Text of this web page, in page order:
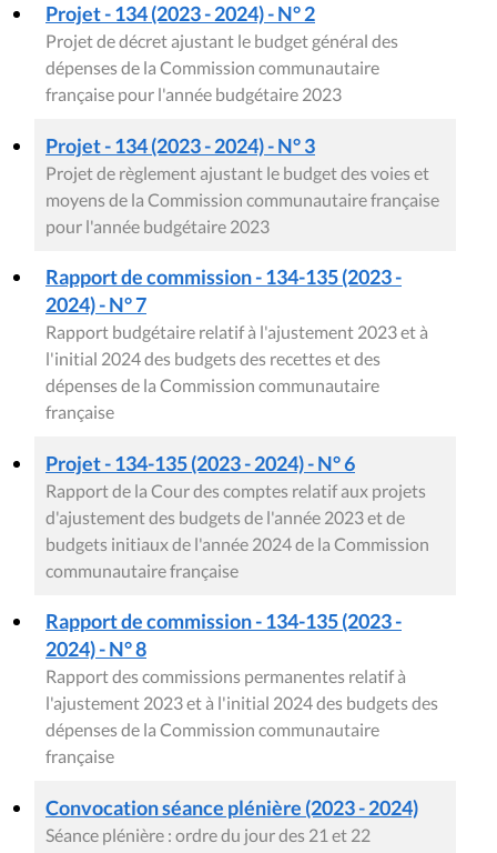
Projet - 134 (2023 - 2024) - N° 2
Projet de décret ajustant le budget général des
dépenses de la Commission communautaire
française pour l'année budgétaire 2023
Projet - 134 (2023 - 2024) - N° 3
Projet de règlement ajustant le budget des voies et
moyens de la Commission communautaire française
pour l'année budgétaire 2023
Rapport de commission - 134-135 (2023 -
2024) - N° 7
Rapport budgétaire relatif à l'ajustement 2023 et à
l'initial 2024 des budgets des recettes et des
dépenses de la Commission communautaire
française
Projet - 134-135 (2023 - 2024) - N° 6
Rapport de la Cour des comptes relatif aux projets
d'ajustement des budgets de l'année 2023 et de
budgets initiaux de l'année 2024 de la Commission
communautaire française
Rapport de commission - 134-135 (2023 -
2024) - N° 8
Rapport des commissions permanentes relatif à
l'ajustement 2023 et à l'initial 2024 des budgets des
dépenses de la Commission communautaire
française
Convocation séance plénière (2023 - 2024)
Séance plénière : ordre du jour des 21 et 22